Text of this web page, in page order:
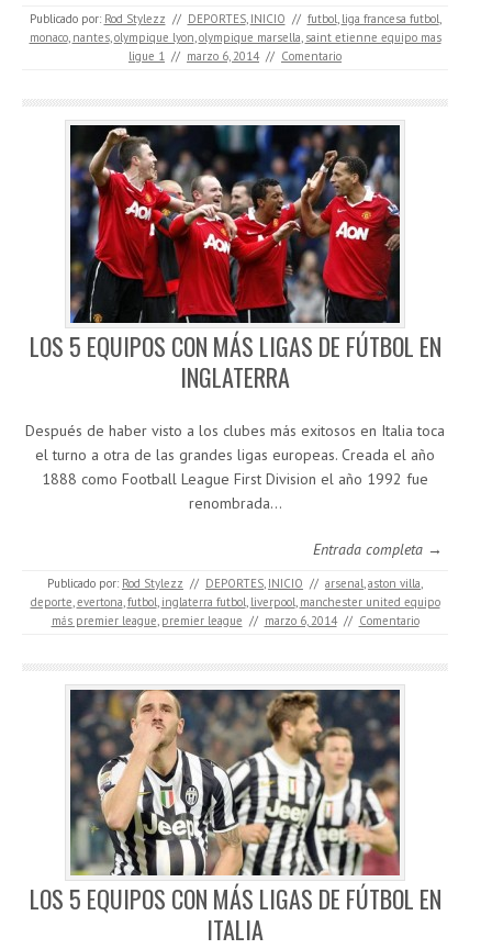
Publicado por: Rod Stylezz // DEPORTES, INICIO // futbol, liga francesa futbol,
monaco, nantes,olympique lyon,olympique marsella, saint etienne equipo mas
ligue 1 // marzo 6, 2014 // Comentario
LOS 5 EQUIPOS CON MÁS LIGAS DE FÚTBOL EN
INGLATERRA
Después de haber visto a los clubes más exitosos en Italia toca
el turno a otra de las grandes ligas europeas. Creada el año
1888 como Football League First Division el año 1992 fue
renombrada…
Entrada completa →
Publicado por: Rod Stylezz // DEPORTES, INICIO // arsenal,aston villa,
deporte,evertona,futbol, inglaterra futbol, liverpool, manchester united equipo
más premier league, premier league // marzo 6, 2014 // Comentario
LOS 5 EQUIPOS CON MÁS LIGAS DE FÚTBOL EN
ITALIA